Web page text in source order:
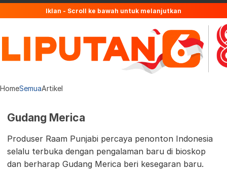
Iklan - Scroll ke bawah untuk melanjutkan
HomeSemuaArtikel
Gudang Merica
Produser Raam Punjabi percaya penonton Indonesia
selalu terbuka dengan pengalaman baru di bioskop
dan berharap Gudang Merica beri kesegaran baru.